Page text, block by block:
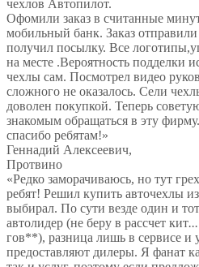
чехлов Автопилот.
Офомили заказ в считанные
мобильный банк. Заказ
получил посылку. Все
на месте .Вероятность подделки
чехлы сам. Посмотрел видео
сложного не оказалось. Сели
доволен покупкой. Теперь
знакомым обращаться в эту
спасибо ребятам!»
Геннадий Алексеевич,
Протвино
«Редко заморачиваюсь, но тут
ребят! Решил купить авточехлы
выбирал. По сути везде один и
автолидер (не беру в рассчет кит...
гов**), разница лишь в сервисе и
предоставляют дилеры. Я фанат